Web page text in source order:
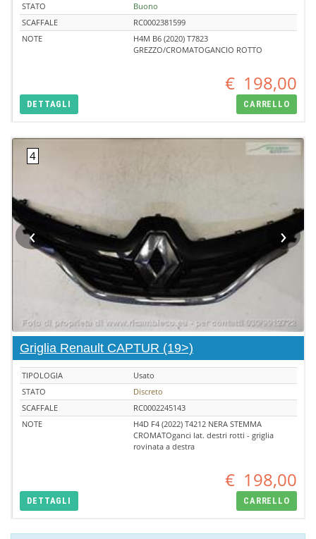
STATO
Buono
SCAFFALE
RC0002381599
NOTE
H4M B6 (2020) T7823
GREZZO/CROMATOGANCIO ROTTO
€ 198,00
DETTAGLI CARRELLO
‹ ›
Griglia Renault CAPTUR (19>)
TIPOLOGIA
Usato
STATO
Discreto
SCAFFALE
RC0002245143
NOTE
H4D F4 (2022) T4212 NERA STEMMA
CROMATOganci lat. destri rotti - griglia
rovinata a destra
€ 198,00
DETTAGLI CARRELLO